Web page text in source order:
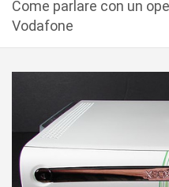
Come parlare con un
Vodafone